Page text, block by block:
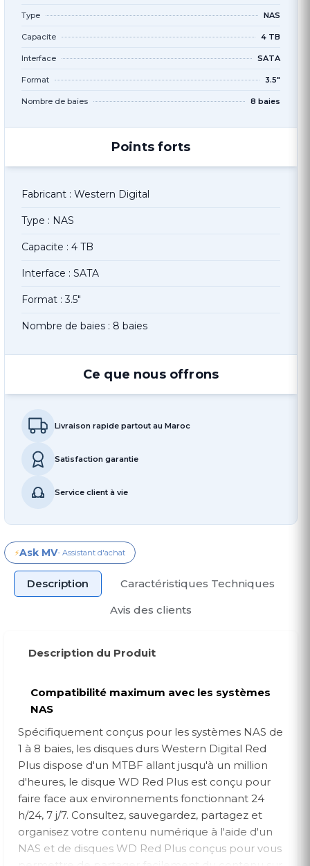
Type NAS
Capacite 4 TB
Interface SATA
Format 3.5"
Nombre de baies 8 baies
Points forts
Fabricant : Western Digital
Type : NAS
Capacite : 4 TB
Interface : SATA
Format : 3.5"
Nombre de baies : 8 baies
Ce que nous offrons
Livraison rapide partout au Maroc
Satisfaction garantie
Service client à vie
⚡Ask MV- Assistant d'achat
Description
Caractéristiques Techniques
Avis des clients
Description du Produit
Compatibilité maximum avec les systèmes
NAS
Spécifiquement conçus pour les systèmes NAS de
1 à 8 baies, les disques durs Western Digital Red
Plus dispose d'un MTBF allant jusqu'à un million
d'heures, le disque WD Red Plus est conçu pour
faire face aux environnements fonctionnant 24
h/24, 7 j/7. Consultez, sauvegardez, partagez et
organisez votre contenu numérique à l'aide d'un
NAS et de disques WD Red Plus conçus pour vous